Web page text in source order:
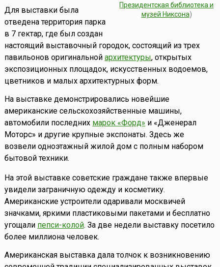
Президентская библиотека и
музей Никсона)
Для выставки была
отведена территория парка
в 7 гектар, где был создан
настоящий выставочный городок, состоящий из трех
павильонов оригинальной архитектуры, открытых
экспозиционных площадок, искусственных водоемов,
цветников и малых архитектурных форм.
На выставке демонстрировались новейшие
американские сельскохозяйственные машины,
автомобили последних марок «Форд» и «Дженерал
Моторс» и другие крупные экспонаты. Здесь же
возвели одноэтажный жилой дом с полным набором
бытовой техники.
На этой выставке советские граждане также впервые
увидели заграничную одежду и косметику.
Американские устроители одаривали москвичей
значками, яркими пластиковыми пакетами и бесплатно
угощали пепси-колой. За две недели выставку посетило
более миллиона человек.
Американская выставка дала толчок к возникновению